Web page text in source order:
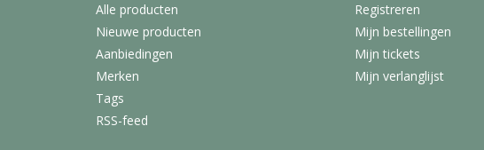
Alle producten
Nieuwe producten
Aanbiedingen
Merken
Tags
RSS-feed
Registreren
Mijn bestellingen
Mijn tickets
Mijn verlanglijst